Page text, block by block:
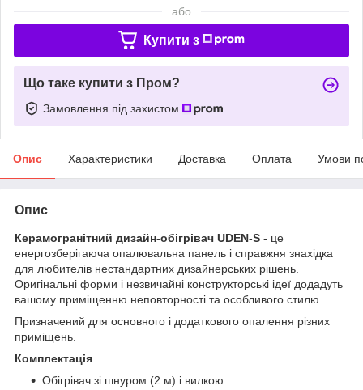
або
Купити з
Що таке купити з Пром?
Замовлення під захистом
Опис Характеристики Доставка Оплата Умови
Опис
Керамогранітний дизайн-обігрівач UDEN-S - це
енергозберігаюча опалювальна панель і справжня знахідка
для любителів нестандартних дизайнерських рішень.
Оригінальні форми і незвичайні конструкторські ідеї додадуть
вашому приміщенню неповторності та особливого стилю.
Призначений для основного і додаткового опалення різних
приміщень.
Комплектація
Обігрівач зі шнуром (2 м) і вилкою